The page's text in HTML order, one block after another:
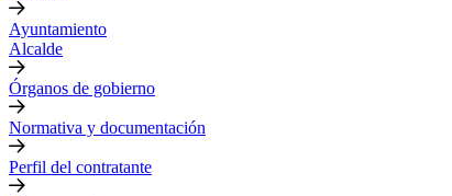
Ayuntamiento
Alcalde
Órganos de gobierno
Normativa y documentación
Perfil del contratante